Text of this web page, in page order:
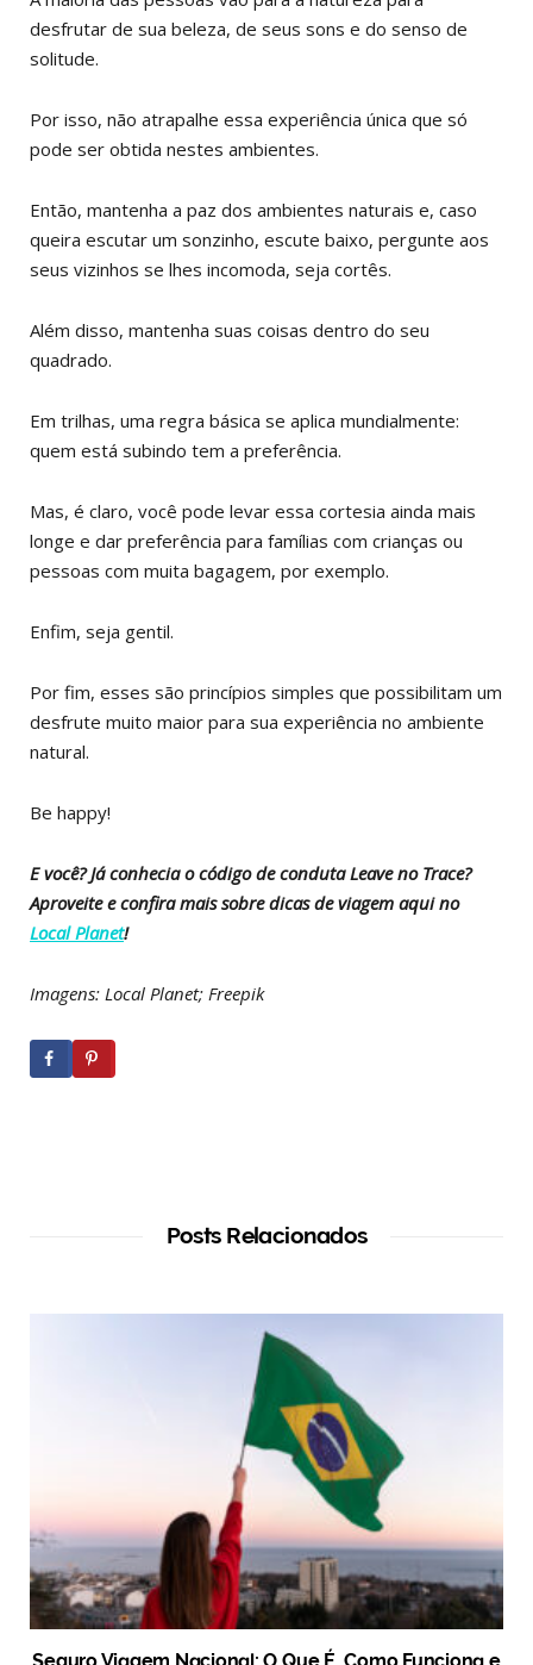
desfrutar de sua beleza, de seus sons e do senso de
solitude.
Por isso, não atrapalhe essa experiência única que só
pode ser obtida nestes ambientes.
Então, mantenha a paz dos ambientes naturais e, caso
queira escutar um sonzinho, escute baixo, pergunte aos
seus vizinhos se lhes incomoda, seja cortês.
Além disso, mantenha suas coisas dentro do seu
quadrado.
Em trilhas, uma regra básica se aplica mundialmente:
quem está subindo tem a preferência.
Mas, é claro, você pode levar essa cortesia ainda mais
longe e dar preferência para famílias com crianças ou
pessoas com muita bagagem, por exemplo.
Enfim, seja gentil.
Por fim, esses são princípios simples que possibilitam um
desfrute muito maior para sua experiência no ambiente
natural.
Be happy!
E você? Já conhecia o código de conduta Leave no Trace?
Aproveite e confira mais sobre dicas de viagem aqui no
Local Planet!
Imagens: Local Planet; Freepik
Posts Relacionados